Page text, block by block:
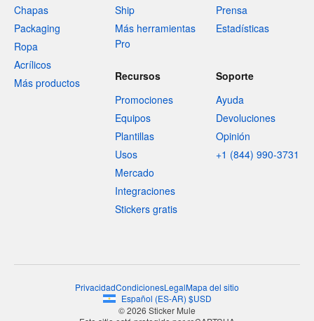
Chapas
Packaging
Ropa
Acrílicos
Más productos
Ship
Más herramientas
Pro
Prensa
Estadísticas
Recursos
Promociones
Equipos
Plantillas
Usos
Mercado
Integraciones
Stickers gratis
Soporte
Ayuda
Devoluciones
Opinión
+1 (844) 990-3731
PrivacidadCondicionesLegalMapa del sitio
Español (ES-AR) $USD
© 2026 Sticker Mule